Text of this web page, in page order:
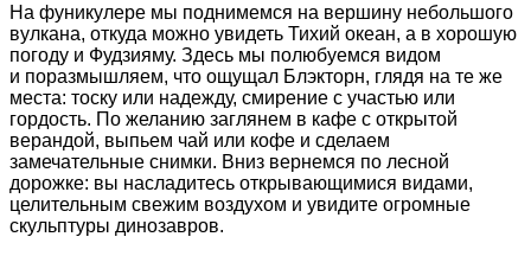
На фуникулере мы поднимемся на вершину небольшого
вулкана, откуда можно увидеть Тихий океан, а в хорошую
погоду и Фудзияму. Здесь мы полюбуемся видом
и поразмышляем, что ощущал Блэкторн, глядя на те же
места: тоску или надежду, смирение с участью или
гордость. По желанию заглянем в кафе с открытой
верандой, выпьем чай или кофе и сделаем
замечательные снимки. Вниз вернемся по лесной
дорожке: вы насладитесь открывающимися видами,
целительным свежим воздухом и увидите огромные
скульптуры динозавров.